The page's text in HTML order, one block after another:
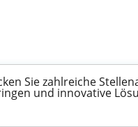
Sie zahlreiche
und innovative